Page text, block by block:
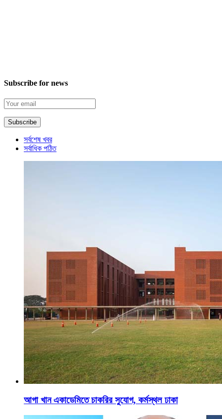
Subscribe for news
সর্বশেষ খবর
সর্বাধিক পঠিত
আগা খান একাডেমিতে চাকরির সুযোগ, কর্মস্থল ঢাকা